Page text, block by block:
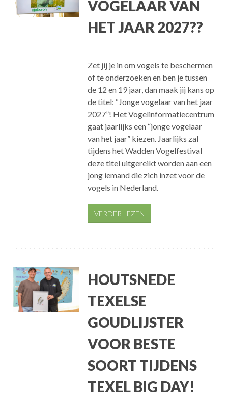
VOGELAAR VAN
HET JAAR 2027??
Zet jij je in om vogels te beschermen
of te onderzoeken en ben je tussen
de 12 en 19 jaar, dan maak jij kans op
de titel: “Jonge vogelaar van het jaar
2027”! Het Vogelinformatiecentrum
gaat jaarlijks een “jonge vogelaar
van het jaar” kiezen. Jaarlijks zal
tijdens het Wadden Vogelfestival
deze titel uitgereikt worden aan een
jong iemand die zich inzet voor de
vogels in Nederland.
VERDER LEZEN
HOUTSNEDE
TEXELSE
GOUDLIJSTER
VOOR BESTE
SOORT TIJDENS
TEXEL BIG DAY!